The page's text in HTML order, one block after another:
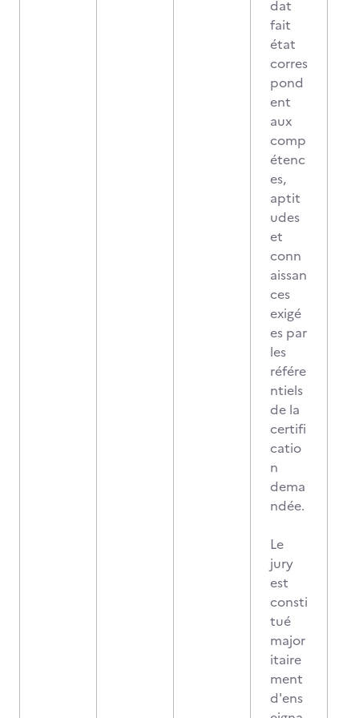
dat
fait
état
corres
pond
ent
aux
comp
étenc
es,
aptit
udes
et
conn
aissan
ces
exigé
es par
les
référe
ntiels
de la
certifi
catio
n
dema
ndée.
Le
jury
est
consti
tué
major
itaire
ment
d'ens